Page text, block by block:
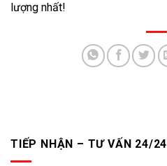
TIẾP NHẬN – TƯ VẤN 24/24
lượng nhất!